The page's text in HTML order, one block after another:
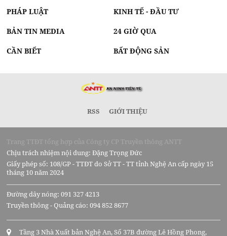
PHÁP LUẬT KINH TẾ - ĐẦU TƯ
BẢN TIN MEDIA 24 GIỜ QUA
CẦN BIẾT BẤT ĐỘNG SẢN
RSS GIỚI THIỆU
Trang TTĐT tổng hợp của Công ty CP Truyền thông ANTT
Chịu trách nhiệm nội dung: Đặng Trọng Đức
Giấy phép số: 108/GP - TTĐT do Sở TT - TT tỉnh Nghệ An cấp ngày 15
tháng 10 năm 2024
Đường dây nóng: 091 327 4213
Truyền thông - Quảng cáo: 094 852 8677
Tầng 3 Nhà Xuất bản Nghệ An, Số 37B đường Lê Hồng Phong,